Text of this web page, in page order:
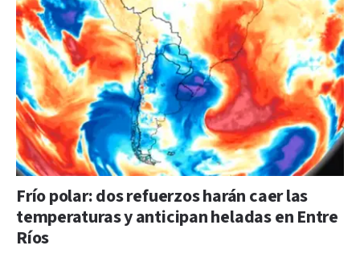
Frío polar: dos refuerzos harán caer las
temperaturas y anticipan heladas en Entre
Ríos